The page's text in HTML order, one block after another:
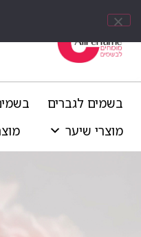
בשמים לגברים
מוצרי שיער